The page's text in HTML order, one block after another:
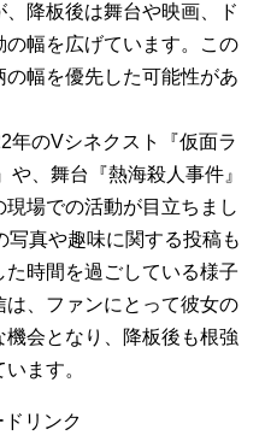
降板後は舞台や映画、ド
幅を広げています。この
幅を優先した可能性があ
年のVシネクスト『仮面ラ
、舞台『熱海殺人事件』
場での活動が目立ちまし
真や趣味に関する投稿も
時間を過ごしている様子
、ファンにとって彼女の
会となり、降板後も根強
ます。
リンク